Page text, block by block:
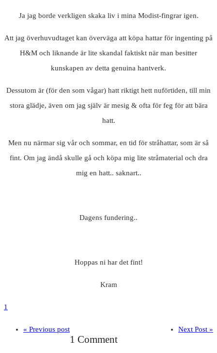
Ja jag borde verkligen skaka liv i mina Modist-fingrar igen.
Att jag överhuvudtaget kan överväga att köpa hattar för ingenting på
H&M och liknande är lite skandal faktiskt när man besitter
kunskapen av detta genuina hantverk.
Dessutom är (för den som vågar) hatt riktigt hett nuförtiden, till min
stora glädje, även om jag själv är mesig & ofta för feg för att bära
hatt.
Men nu närmar sig vår och sommar, en tid för stråhattar, som är så
fint. Om jag ändå skulle gå och köpa mig lite stråmaterial och dra
mig en hatt.. saknart..
Dagens fundering..
Hoppas ni har det fint!
Kram
1
« Previous post Next Post »
1 Comment